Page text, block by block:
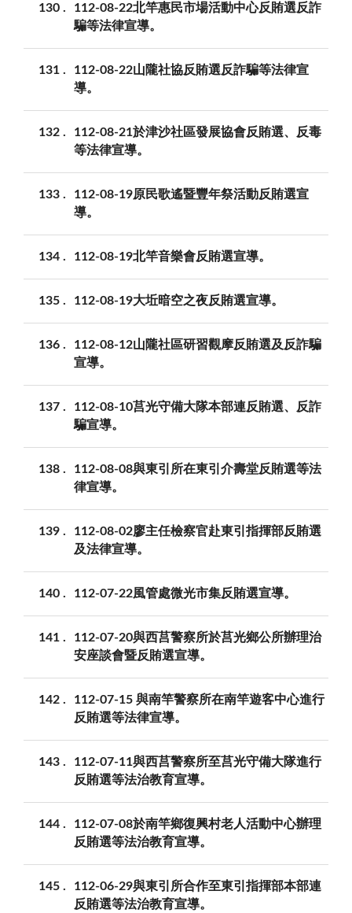
130
112-08-22北竿惠民市場活動中心反賄選反詐
騙等法律宣導。
131
112-08-22山隴社協反賄選反詐騙等法律宣
導。
132
112-08-21於津沙社區發展協會反賄選、反毒
等法律宣導。
133
112-08-19原民歌遙暨豐年祭活動反賄選宣
導。
134 112-08-19北竿音樂會反賄選宣導。
135 112-08-19大坵暗空之夜反賄選宣導。
136
112-08-12山隴社區研習觀摩反賄選及反詐騙
宣導。
137
112-08-10莒光守備大隊本部連反賄選、反詐
騙宣導。
138
112-08-08與東引所在東引介壽堂反賄選等法
律宣導。
139
112-08-02廖主任檢察官赴東引指揮部反賄選
及法律宣導。
140 112-07-22風管處微光市集反賄選宣導。
141
112-07-20與西莒警察所於莒光鄉公所辦理治
安座談會暨反賄選宣導。
142
112-07-15 與南竿警察所在南竿遊客中心進行
反賄選等法律宣導。
143
112-07-11與西莒警察所至莒光守備大隊進行
反賄選等法治教育宣導。
144
112-07-08於南竿鄉復興村老人活動中心辦理
反賄選等法治教育宣導。
145
112-06-29與東引所合作至東引指揮部本部連
反賄選等法治教育宣導。